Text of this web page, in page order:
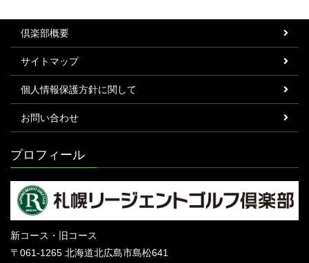
倶楽部概要
サイトマップ
個人情報保護方針に関して
お問い合わせ
プロフィール
新コース・旧コース
〒061-1265 北海道北広島市島松641